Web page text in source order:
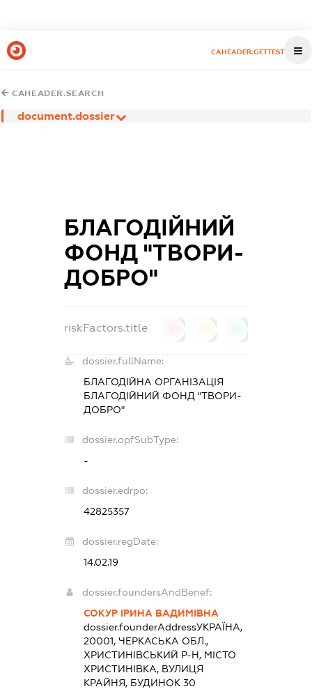
CAHEADER.GETTEST
CAHEADER.SEARCH
document.dossier
БЛАГОДІЙНИЙ
ФОНД "ТВОРИ-
ДОБРО"
riskFactors.title
dossier.fullName:
БЛАГОДІЙНА ОРГАНІЗАЦІЯ
БЛАГОДІЙНИЙ ФОНД "ТВОРИ-
ДОБРО"
dossier.opfSubType:
-
dossier.edrpo:
42825357
dossier.regDate:
14.02.19
dossier.foundersAndBenef:
СОКУР ІРИНА ВАДИМІВНА
dossier.founderAddressУКРАЇНА,
20001, ЧЕРКАСЬКА ОБЛ.,
ХРИСТИНІВСЬКИЙ Р-Н, МІСТО
ХРИСТИНІВКА, ВУЛИЦЯ
КРАЙНЯ, БУДИНОК 30